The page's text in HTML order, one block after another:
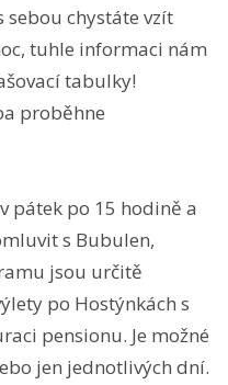
sebou chystáte vzít
tuhle informaci nám
tabulky!
proběhne
pátek po 15 hodině a
s Bubulen,
jsou určitě
po Hostýnkách s
pensionu. Je možné
jen jednotlivých dní.